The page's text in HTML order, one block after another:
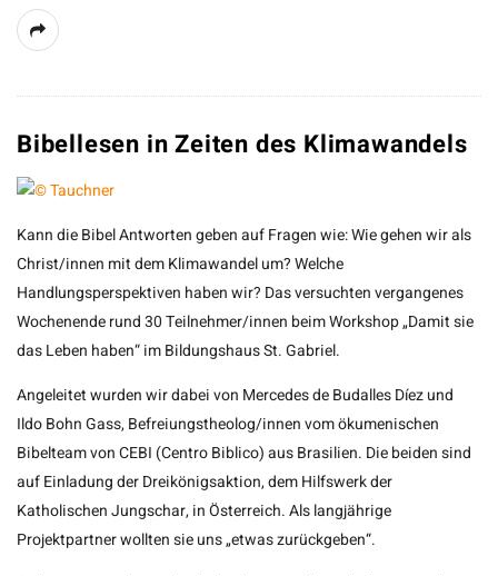
Bibellesen in Zeiten des Klimawandels
Kann die Bibel Antworten geben auf Fragen wie: Wie gehen wir als
Christ/innen mit dem Klimawandel um? Welche
Handlungsperspektiven haben wir? Das versuchten vergangenes
Wochenende rund 30 Teilnehmer/innen beim Workshop „Damit sie
das Leben haben“ im Bildungshaus St. Gabriel.
Angeleitet wurden wir dabei von Mercedes de Budalles Díez und
Ildo Bohn Gass, Befreiungstheolog/innen vom ökumenischen
Bibelteam von CEBI (Centro Biblico) aus Brasilien. Die beiden sind
auf Einladung der Dreikönigsaktion, dem Hilfswerk der
Katholischen Jungschar, in Österreich. Als langjährige
Projektpartner wollten sie uns „etwas zurückgeben“.